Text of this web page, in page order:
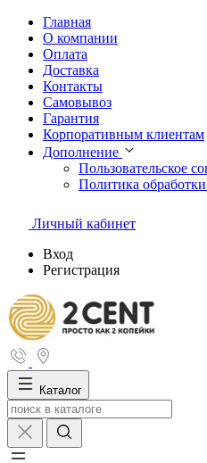
Главная
О компании
Оплата
Доставка
Контакты
Самовывоз
Гарантия
Корпоративным клиентам
Дополнение
Пользовательское
Политика
Личный кабинет
Вход
Регистрация
Каталог